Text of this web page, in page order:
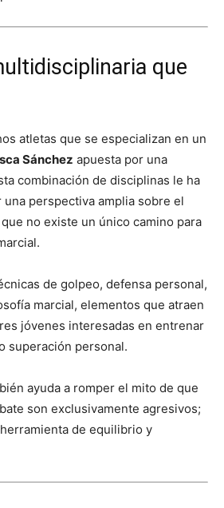
que
atletas que se especializan en un
Sánchez apuesta por una
combinación de disciplinas le ha
perspectiva amplia sobre el
no existe un único camino para
de golpeo, defensa personal,
marcial, elementos que atraen
jóvenes interesadas en entrenar
superación personal.
ayuda a romper el mito de que
son exclusivamente agresivos;
de equilibrio y